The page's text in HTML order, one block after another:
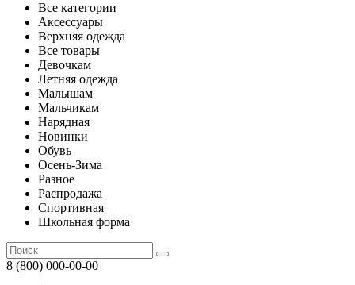
Все категории
Аксессуары
Верхняя одежда
Все товары
Девочкам
Летняя одежда
Малышам
Мальчикам
Нарядная
Новинки
Обувь
Осень-Зима
Разное
Распродажа
Спортивная
Школьная форма
8 (800) 000-00-00